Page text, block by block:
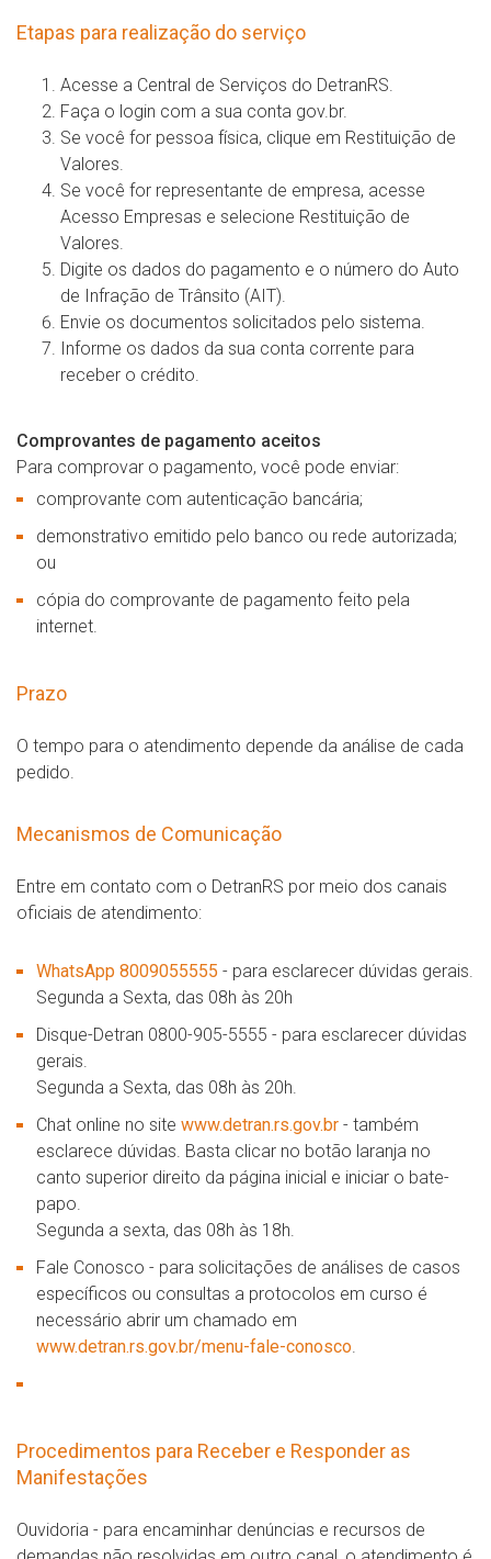
Etapas para realização do serviço
Acesse a Central de Serviços do DetranRS.
Faça o login com a sua conta gov.br.
Se você for pessoa física, clique em Restituição de
Valores.
Se você for representante de empresa, acesse
Acesso Empresas e selecione Restituição de
Valores.
Digite os dados do pagamento e o número do Auto
de Infração de Trânsito (AIT).
Envie os documentos solicitados pelo sistema.
Informe os dados da sua conta corrente para
receber o crédito.
Comprovantes de pagamento aceitos
Para comprovar o pagamento, você pode enviar:
comprovante com autenticação bancária;
demonstrativo emitido pelo banco ou rede autorizada;
ou
cópia do comprovante de pagamento feito pela
internet.
Prazo
O tempo para o atendimento depende da análise de cada
pedido.
Mecanismos de Comunicação
Entre em contato com o DetranRS por meio dos canais
oficiais de atendimento:
WhatsApp 8009055555 - para esclarecer dúvidas gerais.
Segunda a Sexta, das 08h às 20h
Disque-Detran 0800-905-5555 - para esclarecer dúvidas
gerais.
Segunda a Sexta, das 08h às 20h.
Chat online no site www.detran.rs.gov.br - também
esclarece dúvidas. Basta clicar no botão laranja no
canto superior direito da página inicial e iniciar o bate-
papo.
Segunda a sexta, das 08h às 18h.
Fale Conosco - para solicitações de análises de casos
específicos ou consultas a protocolos em curso é
necessário abrir um chamado em
www.detran.rs.gov.br/menu-fale-conosco.
Procedimentos para Receber e Responder as
Manifestações
Ouvidoria - para encaminhar denúncias e recursos de